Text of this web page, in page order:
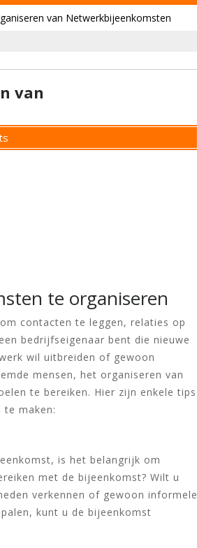
van Netwerkbijeenkomsten
van
te organiseren
contacten te leggen, relaties op
bedrijfseigenaar bent die nieuwe
wil uitbreiden of gewoon
mensen, het organiseren van
te bereiken. Hier zijn enkele tips
maken:
is het belangrijk om
met de bijeenkomst? Wilt u
verkennen of gewoon informele
kunt u de bijeenkomst